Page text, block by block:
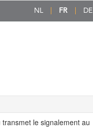
NL FR DE
le signalement au